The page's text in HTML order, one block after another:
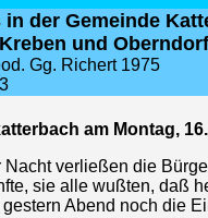
der Gemeinde
und Oberndorf
Gg. Richert 1975
am Montag,
verließen die
sie alle wußten, daß
Abend noch die